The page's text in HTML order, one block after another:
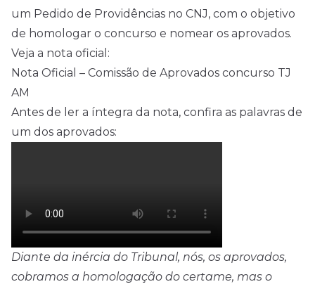
um Pedido de Providências no CNJ, com o objetivo
de homologar o concurso e nomear os aprovados.
Veja a nota oficial:
Nota Oficial – Comissão de Aprovados concurso TJ
AM
Antes de ler a íntegra da nota, confira as palavras de
um dos aprovados:
Diante da inércia do Tribunal, nós, os aprovados,
cobramos a homologação do certame, mas o